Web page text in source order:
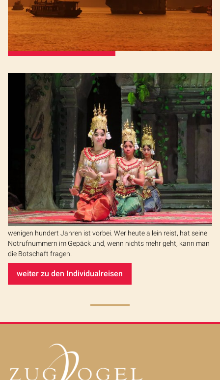
für „Aufbruch“ und „Fahrt“ drückt das Wesen des Reisens recht
treffend aus. Und wir haben uns ganz in diesem Sinne in Asien und
Indochina verliebt.
weiter zu den Rundreisen
Asien und Indochina in der Gruppe
Die einen lieben es, allein zu reisen, die anderen bevorzugen das
Reisen in der Gruppe. Wo man seine Erlebnisse direkt miteinander
teilen kann. „Gruppe“ bei ZugVogel bedeutet jedoch nicht „Herde“,
sondern eine überschaubare, sinnvolle Anzahl von Reisenden.
weiter zu den Gruppenreisen
Individuelles Reisen nach Asien
Allein reisen will „gelernt“ sein. Die Zeit der abenteuerlichen
Expeditionen in die Wildnis unerforschter Länder wie noch vor
wenigen hundert Jahren ist vorbei. Wer heute allein reist, hat seine
Notrufnummern im Gepäck und, wenn nichts mehr geht, kann man
die Botschaft fragen.
weiter zu den Individualreisen